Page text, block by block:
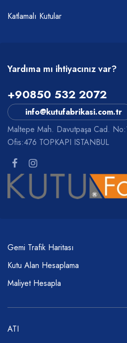
Katlamalı Kutular
Yardıma mı ihtiyacınız var?
+90850 532 2072
info@kutufabrikasi.com.tr
Maltepe Mah. Davutpaşa Cad.
Ofis:476 TOPKAPI ISTANBUL
Gemi Trafik Haritası
Kutu Alan Hesaplama
Maliyet Hesapla
ATI